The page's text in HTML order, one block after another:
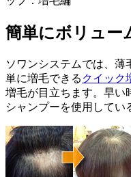
簡単にボリュー
ソワンシステムでは、薄
単に増毛できる クイック
増毛が目立ちます。早い
シャンプーを使用してい